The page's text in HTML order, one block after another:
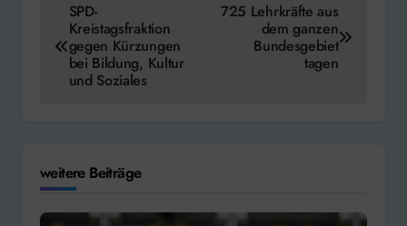
SPD-
Kreistagsfraktion
gegen Kürzungen
bei Bildung, Kultur
und Soziales
725 Lehrkräfte aus
dem ganzen
Bundesgebiet
tagen
weitere Beiträge